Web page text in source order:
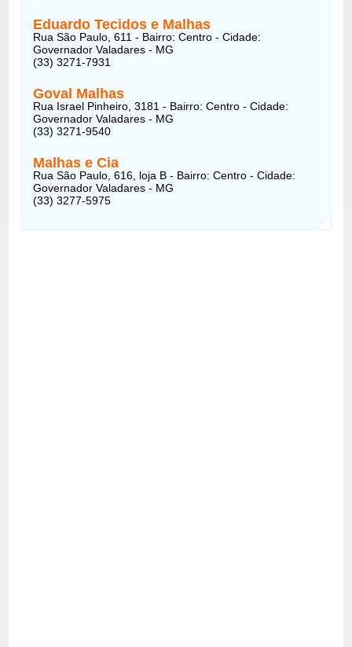
Eduardo Tecidos e Malhas
Rua São Paulo, 611 - Bairro: Centro - Cidade:
Governador Valadares - MG
(33) 3271-7931
Goval Malhas
Rua Israel Pinheiro, 3181 - Bairro: Centro - Cidade:
Governador Valadares - MG
(33) 3271-9540
Malhas e Cia
Rua São Paulo, 616, loja B - Bairro: Centro - Cidade:
Governador Valadares - MG
(33) 3277-5975